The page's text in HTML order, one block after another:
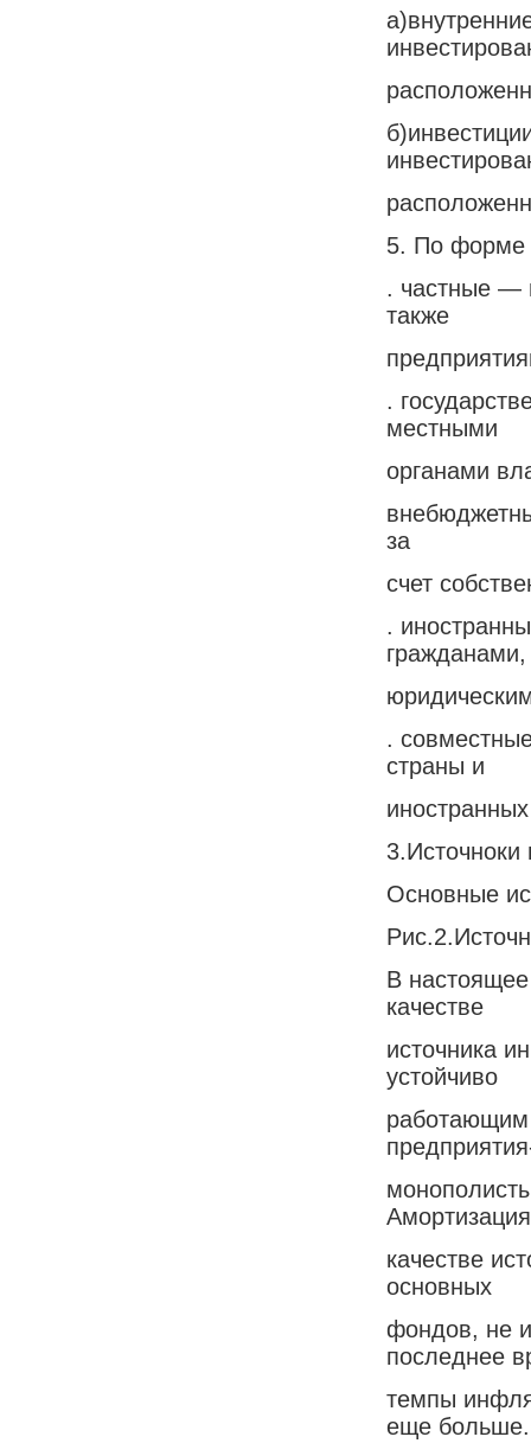
5. По форме
. частные —
также
.
местными
органами
за
счет
.
гражданами,
.
страны и
3.Источноки
Основные
В
качестве
источника
устойчиво
работающим
качестве
основных
фондов, не
последнее
темпы
еще больше.